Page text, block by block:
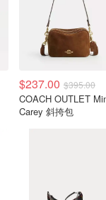
$237.00 $395.00
COACH OUTLET
Carey 斜挎包